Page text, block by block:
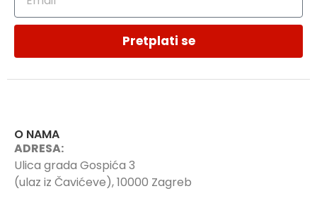
Pretplati se
O NAMA
ADRESA:
Ulica grada Gospića 3
(ulaz iz Čavićeve), 10000 Zagreb